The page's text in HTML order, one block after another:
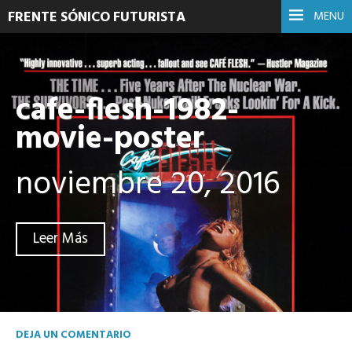
MENU
FRENTE SÓNICO FUTURISTA
cafe-flesh-1982-
movie-poster
noviembre 20, 2016
Leer Más
DEJA UN COMENTARIO